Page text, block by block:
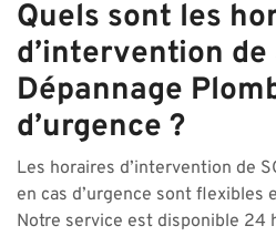
Quels sont les
d’intervention de
Dépannage
d’urgence ?
Les horaires d’intervention de
en cas d’urgence sont flexibles
Notre service est disponible 24